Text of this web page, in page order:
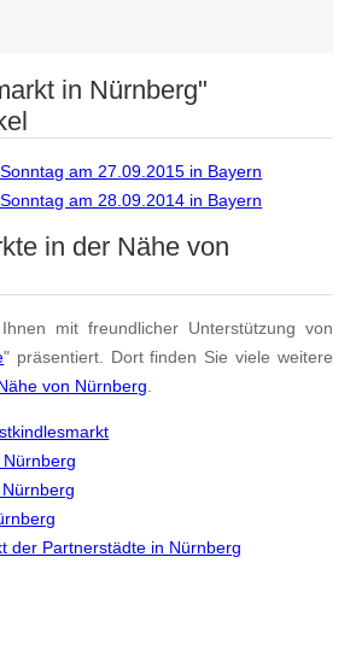
in Nürnberg"
am 27.09.2015 in Bayern
am 28.09.2014 in Bayern
in der Nähe von
mit freundlicher Unterstützung von
" präsentiert. Dort finden Sie viele weitere
von Nürnberg
der Partnerstädte in Nürnberg